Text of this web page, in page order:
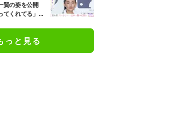
賢の姿を公開
てくれてる」感
っと見る